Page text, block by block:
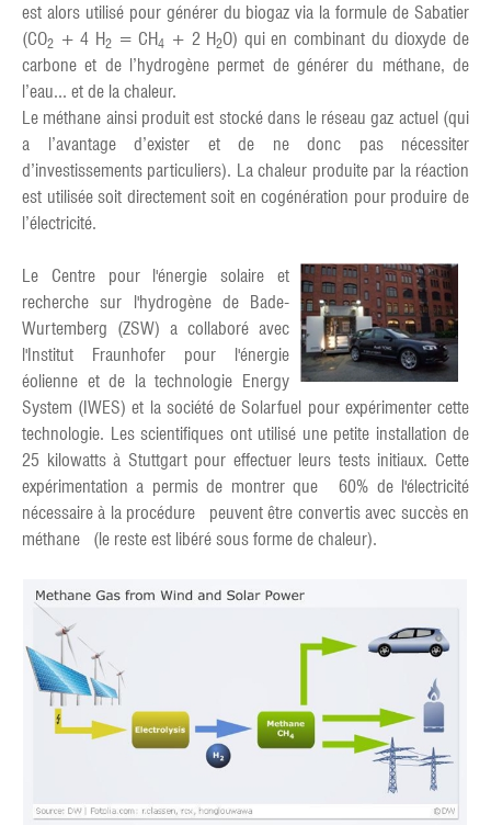
est alors utilisé pour générer du biogaz via la formule de Sabatier
(CO2 + 4 H2= CH4 + 2 H2O) qui en combinant du dioxyde de
carbone et de l’hydrogène permet de générer du méthane, de
l’eau... et de la chaleur.
Le méthane ainsi produit est stocké dans le réseau gaz actuel (qui
a l’avantage d’exister et de ne donc pas nécessiter
d’investissements particuliers). La chaleur produite par la réaction
est utilisée soit directement soit en cogénération pour produire de
l’électricité.
Le Centre pour l'énergie solaire et
recherche sur l'hydrogène de Bade-
Wurtemberg (ZSW) a collaboré avec
l'Institut Fraunhofer pour l'énergie
éolienne et de la technologie Energy
System (IWES) et la société de Solarfuel pour expérimenter cette
technologie. Les scientifiques ont utilisé une petite installation de
25 kilowatts à Stuttgart pour effectuer leurs tests initiaux. Cette
expérimentation a permis de montrer que 60% de l'électricité
nécessaire à la procédure peuvent être convertis avec succès en
méthane (le reste est libéré sous forme de chaleur).